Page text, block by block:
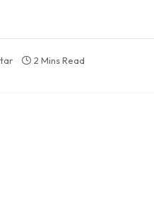
2 Mins Read